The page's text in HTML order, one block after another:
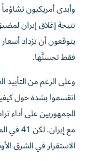
وأبدى أمريكيون
فقط تحسنَّها.
وعلى الرغم من التأييد
مع
الاستقرار في الشرق